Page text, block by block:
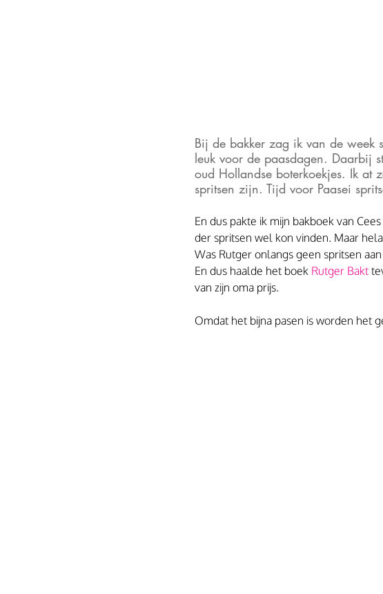
Bij de bakker zag ik van de week
leuk voor de paasdagen. Daarbij
oud Hollandse boterkoekjes. Ik at
spritsen zijn. Tijd voor Paasei
En dus pakte ik mijn bakboek van
der spritsen wel kon vinden. Maar
Was Rutger onlangs geen spritsen
En dus haalde het boek Rutger Bakt
van zijn oma prijs.
Omdat het bijna pasen is worden het